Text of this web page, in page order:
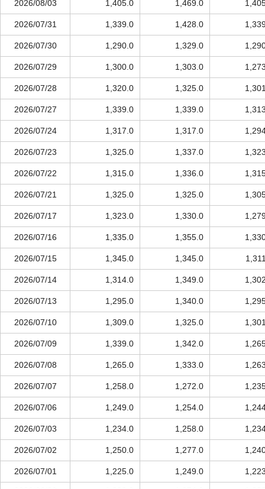
2026/08/03 1,405.0 1,469.0
2026/07/31 1,339.0 1,428.0
2026/07/30 1,290.0 1,329.0
2026/07/29 1,300.0 1,303.0
2026/07/28 1,320.0 1,325.0
2026/07/27 1,339.0 1,339.0
2026/07/24 1,317.0 1,317.0
2026/07/23 1,325.0 1,337.0
2026/07/22 1,315.0 1,336.0
2026/07/21 1,325.0 1,325.0
2026/07/17 1,323.0 1,330.0
2026/07/16 1,335.0 1,355.0
2026/07/15 1,345.0 1,345.0
2026/07/14 1,314.0 1,349.0
2026/07/13 1,295.0 1,340.0
2026/07/10 1,309.0 1,325.0
2026/07/09 1,339.0 1,342.0
2026/07/08 1,265.0 1,333.0
2026/07/07 1,258.0 1,272.0
2026/07/06 1,249.0 1,254.0
2026/07/03 1,234.0 1,258.0
2026/07/02 1,250.0 1,277.0
2026/07/01 1,225.0 1,249.0